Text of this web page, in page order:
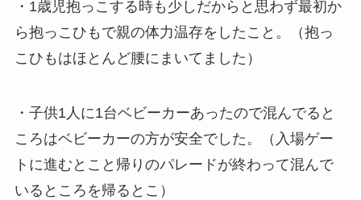
・1歳児抱っこする時も少しだからと思わず最初か
ら抱っこひもで親の体力温存をしたこと。（抱っ
こひもはほとんど腰にまいてました）
・子供1人に1台ベビーカーあったので混んでると
ころはベビーカーの方が安全でした。（入場ゲー
トに進むとこと帰りのパレードが終わって混んで
いるところを帰るとこ）